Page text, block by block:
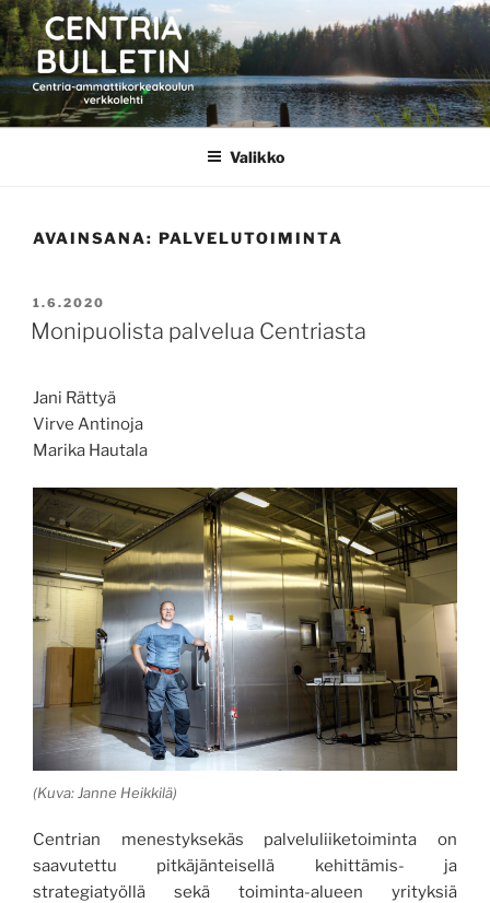
Siirry
sisältöön
CENTRIA BULLETIN
Valikko
AVAINSANA: PALVELUTOIMINTA
JULKAISTU
1.6.2020
Monipuolista palvelua Centriasta
Jani Rättyä
Virve Antinoja
Marika Hautala
(Kuva: Janne Heikkilä)
Centrian menestyksekäs palveluliiketoiminta on
saavutettu pitkäjänteisellä kehittämis- ja
strategiatyöllä sekä toiminta-alueen yrityksiä